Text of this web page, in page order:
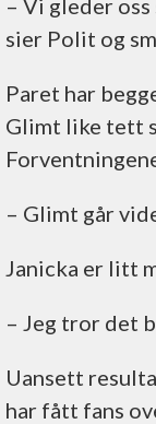
sier Polit og
Paret har
Glimt like tett
– Glimt går
Janicka er litt
– Jeg tror det
Uansett
har fått fans